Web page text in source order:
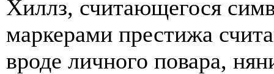
Хиллз, считающегося
маркерами престижа
вроде личного повара,